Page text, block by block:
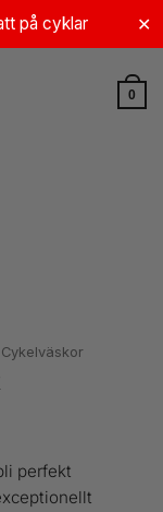
på cyklar ✕
0
Cykelväskor
perfekt